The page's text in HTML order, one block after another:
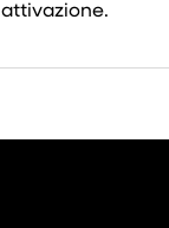
attivazione.